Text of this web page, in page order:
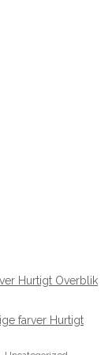
Hurtigt Overblik
Hurtigt